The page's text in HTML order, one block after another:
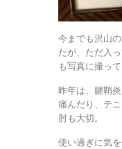
今までも沢山
たが、ただ入
も写真に撮っ
昨年は、腱鞘
痛んだり、テ
肘も大切。
使い過ぎに気